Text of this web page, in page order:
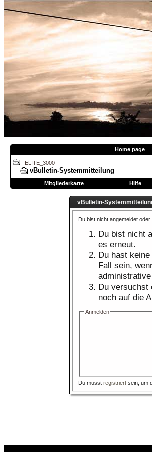
Home page
ELITE_3000
vBulletin-Systemmitteilung
Mitgliederkarte Hilfe
vBulletin-
Du bist nicht angemeldet
Du bist nicht
es erneut.
Du hast
Fall sein,
Du versuchst
noch auf die
Anmelden
Du musst registriertsein, um